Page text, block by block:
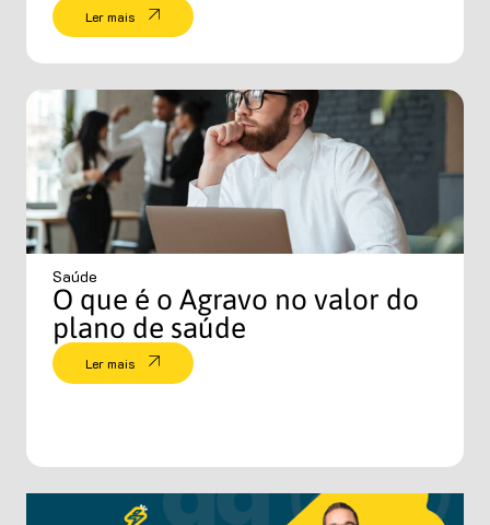
Ler mais
Saúde
O que é o Agravo no valor do
plano de saúde
Ler mais